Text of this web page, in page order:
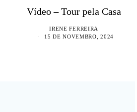
Vídeo – Tour pela Casa
IRENE FERREIRA
15 DE NOVEMBRO, 2024